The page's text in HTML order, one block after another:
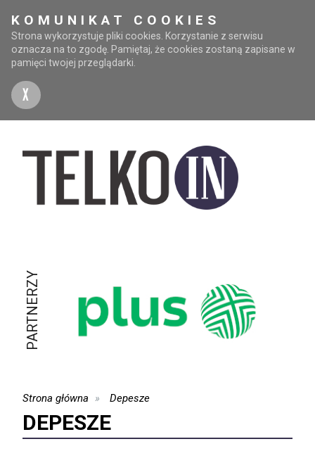
KOMUNIKAT COOKIES
Strona wykorzystuje pliki cookies. Korzystanie z serwisu
oznacza na to zgodę. Pamiętaj, że cookies zostaną zapisane w
pamięci twojej przeglądarki.
X
PARTNERZY
Strona główna Depesze
DEPESZE